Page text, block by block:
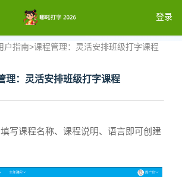
登录
注册
登录
户指南>课程管理：灵活安排班级打字课程
理：灵活安排班级打字课程
写课程名称、课程说明、语言即可创建